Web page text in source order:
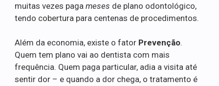
muitas vezes paga meses de plano odontológico,
tendo cobertura para centenas de procedimentos.
Além da economia, existe o fator Prevenção.
Quem tem plano vai ao dentista com mais
frequência. Quem paga particular, adia a visita até
sentir dor – e quando a dor chega, o tratamento é